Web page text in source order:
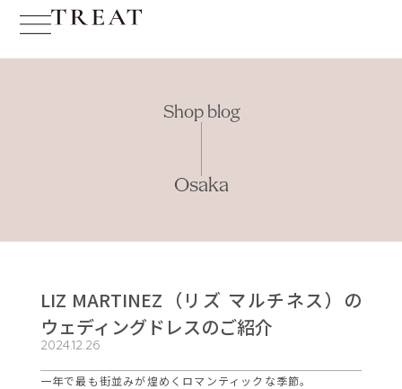
Shop blog
Osaka
LIZ MARTINEZ（リズ マルチネス）の
ウェディングドレスのご紹介
2024.12.26
一年で最も街並みが煌めくロマンティックな季節。